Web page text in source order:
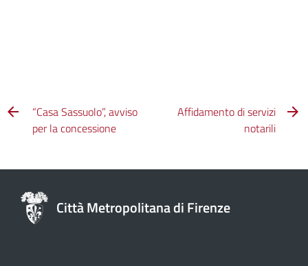
“Casa Sassuolo”, avviso
per la concessione
Affidamento di servizi
notarili
Città Metropolitana di Firenze